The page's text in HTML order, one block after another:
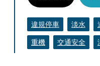
違規停車 淡水
重機
交通安全